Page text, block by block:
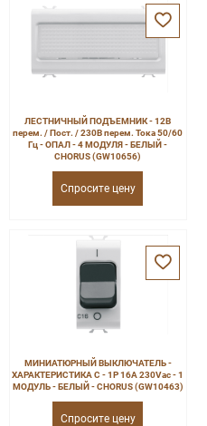
ЛЕСТНИЧНЫЙ ПОДЪЕМНИК - 12В
перем. / Пост. / 230В перем. Тока 50/60
Гц - ОПАЛ - 4 МОДУЛЯ - БЕЛЫЙ -
CHORUS (GW10656)
Спросите цену
МИНИАТЮРНЫЙ ВЫКЛЮЧАТЕЛЬ -
ХАРАКТЕРИСТИКА C - 1P 16A 230Vac - 1
МОДУЛЬ - БЕЛЫЙ - CHORUS (GW10463)
Спросите цену